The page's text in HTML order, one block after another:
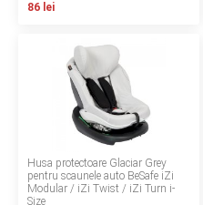
Showroom
Depozit
Q & A
Branduri
86 lei
Husa protectoare Glaciar Grey
pentru scaunele auto BeSafe iZi
Modular / iZi Twist / iZi Turn i-
Size